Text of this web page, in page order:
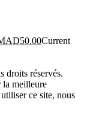
50.00Current
droits réservés.
la meilleure
ce site, nous